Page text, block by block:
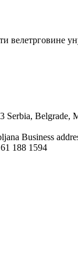
велетрговине
Serbia,
Business
188 1594